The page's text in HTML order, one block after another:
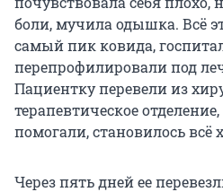
боли, мучила одышка. Всё
самый пик ковида,
перепрофилировали под
Пациентку перевели из
терапевтическое
помогали, становилось всё
Через пять дней ее